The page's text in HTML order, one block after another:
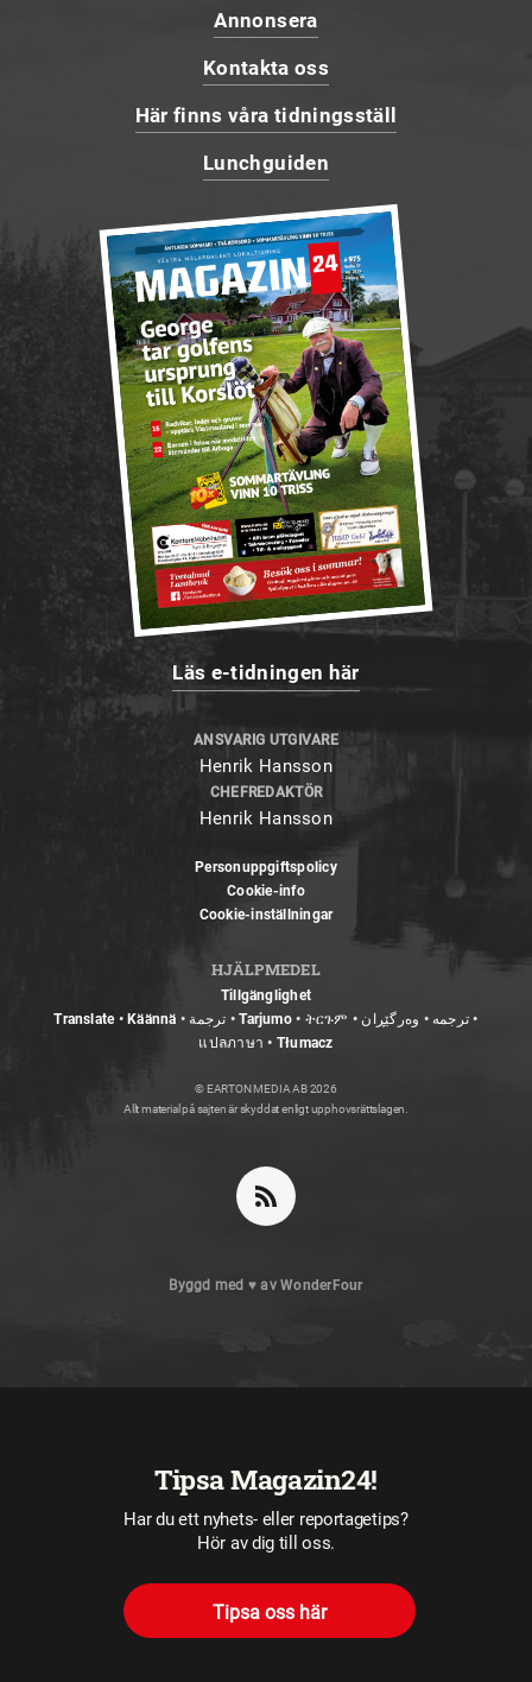
Annonsera
Kontakta oss
Här finns våra tidningsställ
Lunchguiden
Läs e-tidningen här
ANSVARIG UTGIVARE
Henrik Hansson
CHEFREDAKTÖR
Henrik Hansson
Personuppgiftspolicy
Cookie-info
Cookie-inställningar
HJÄLPMEDEL
Tillgänglighet
Translate • Käännä • ترجمة • Tarjumo • ትርጉም • ترجمه • وەرگێڕان •
แปลภาษา • Tłumacz
© EARTON MEDIA AB 2026
Allt material på sajten är skyddat enligt upphovsrättslagen.
Byggd med ♥ avWonderFour
Tipsa Magazin24!
Har du ett nyhets- eller reportagetips?
Hör av dig till oss.
Tipsa oss här